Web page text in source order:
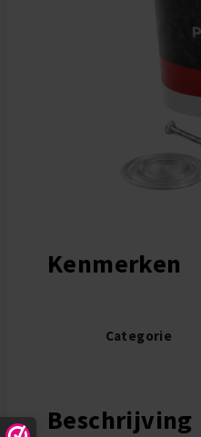
Ga naar het begin van
Kenmerken
Categorie
Beschrijving